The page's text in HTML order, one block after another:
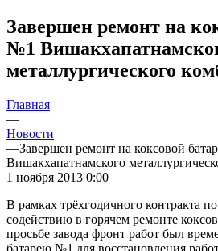
Завершен ремонт на
№1
металлургического
Главная
—
Новости
—Завершен ремонт на коксовой
Вишакхапатнамского
1 ноября 2013 0:00
В рамках трёхгодичного контракта
содействию в горячем ремонте
просьбе завода фронт работ был
батарею №1 для восстановления